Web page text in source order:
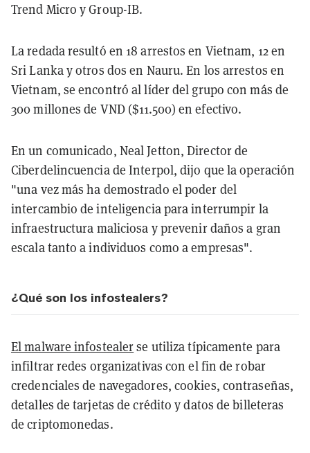
Trend Micro y Group-IB.
La redada resultó en 18 arrestos en Vietnam, 12 en
Sri Lanka y otros dos en Nauru. En los arrestos en
Vietnam, se encontró al líder del grupo con más de
300 millones de VND ($11.500) en efectivo.
En un comunicado, Neal Jetton, Director de
Ciberdelincuencia de Interpol, dijo que la operación
"una vez más ha demostrado el poder del
intercambio de inteligencia para interrumpir la
infraestructura maliciosa y prevenir daños a gran
escala tanto a individuos como a empresas".
¿Qué son los infostealers?
El malware infostealerse utiliza típicamente para
infiltrar redes organizativas con el fin de robar
credenciales de navegadores, cookies, contraseñas,
detalles de tarjetas de crédito y datos de billeteras
de criptomonedas.